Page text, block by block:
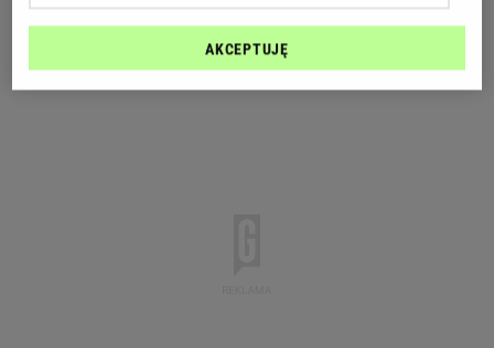
AKCEPTUJĘ